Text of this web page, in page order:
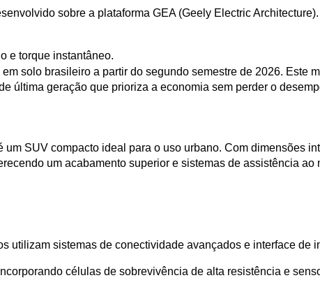
sobre a plataforma GEA (Geely Electric
e torque instantâneo.
solo brasileiro a partir do segundo semestre de 2026. Este
última geração que prioriza a economia sem perder o
SUV compacto ideal para o uso urbano. Com dimensões
um acabamento superior e sistemas de assistência ao
utilizam sistemas de conectividade avançados e interface de
células de sobrevivência de alta resistência e